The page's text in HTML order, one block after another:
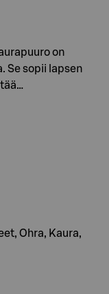
on
Se sopii lapsen
Ohra, Kaura,